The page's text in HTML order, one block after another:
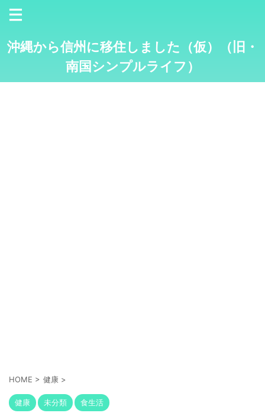
沖縄から信州に移住しました（仮）（旧・
南国シンプルライフ）
HOME > 健康 >
健康 未分類 食生活